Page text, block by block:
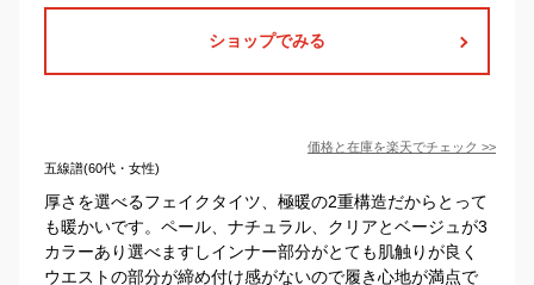
ショップでみる
価格と在庫を楽天でチェック >>
五線譜(60代・女性)
厚さを選べるフェイクタイツ、極暖の2重構造だからとって
も暖かいです。ペール、ナチュラル、クリアとベージュが3
カラーあり選べますしインナー部分がとても肌触りが良く
ウエストの部分が締め付け感がないので履き心地が満点で